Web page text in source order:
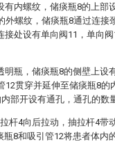
内螺纹，储痰瓶8的上部
外螺纹，储痰瓶8通过连接
处设有单向阀11，单向
明瓶，储痰瓶8的侧壁上设
12贯穿并延伸至储痰瓶8的
部开设有通孔，通孔的数
杆4向后拉动，抽拉杆4带
8和吸引管12将患者体内